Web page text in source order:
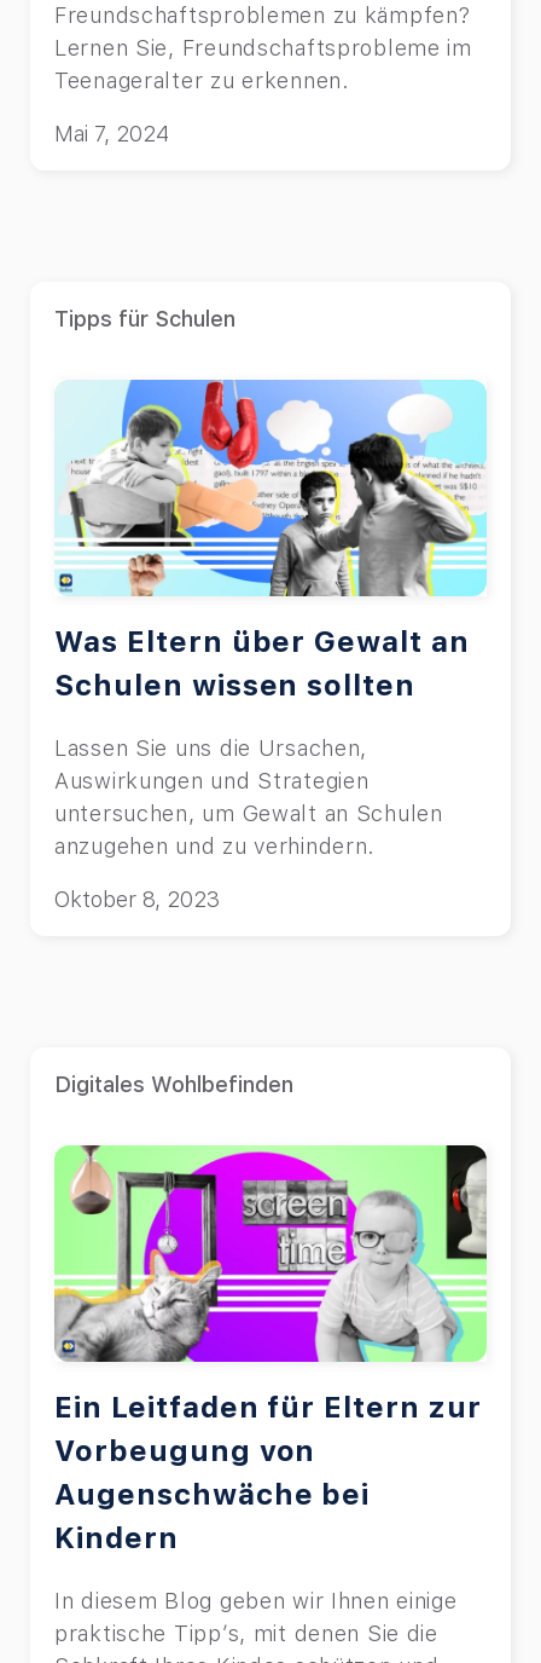
Freundschaftsproblemen zu kämpfen?
Lernen Sie, Freundschaftsprobleme im
Teenageralter zu erkennen.
Mai 7, 2024
Tipps für Schulen
Was Eltern über Gewalt an
Schulen wissen sollten
Lassen Sie uns die Ursachen,
Auswirkungen und Strategien
untersuchen, um Gewalt an Schulen
anzugehen und zu verhindern.
Oktober 8, 2023
Digitales Wohlbefinden
Ein Leitfaden für Eltern zur
Vorbeugung von
Augenschwäche bei
Kindern
In diesem Blog geben wir Ihnen einige
praktische Tipp’s, mit denen Sie die